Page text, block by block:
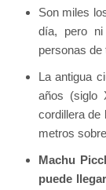
Son miles
día, pero ni
personas de
La antigua
años (siglo
cordillera de
metros
Machu
puede